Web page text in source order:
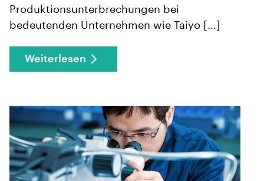
Produktionsunterbrechungen bei
bedeutenden Unternehmen wie Taiyo […]
Weiterlesen